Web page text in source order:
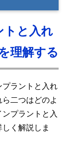
トと入れ
理解する
ラントと入れ
二つはどのよ
プラントと入
く解説しま